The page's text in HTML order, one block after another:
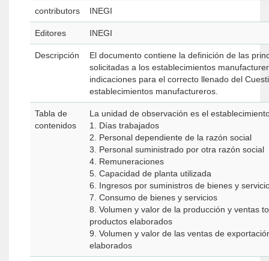
contributors INEGI
Editores INEGI
Descripción
El documento contiene la definición de las
solicitadas a los establecimientos
indicaciones para el correcto llenado del
establecimientos manufactureros.
Tabla de
contenidos
La unidad de observación es el
1. Dí­as trabajados
2. Personal dependiente de la razón social
3. Personal suministrado por otra razón social
4. Remuneraciones
5. Capacidad de planta utilizada
6. Ingresos por suministros de bienes y
7. Consumo de bienes y servicios
8. Volumen y valor de la producción y ventas
productos elaborados
9. Volumen y valor de las ventas de
elaborados